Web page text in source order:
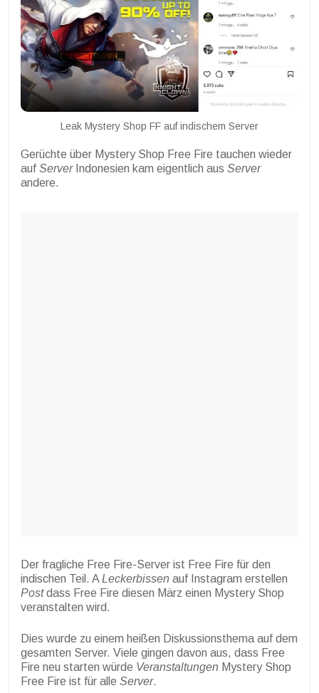
Leak Mystery Shop FF auf indischem Server
Gerüchte über Mystery Shop Free Fire tauchen wieder
auf Server Indonesien kam eigentlich aus Server
andere.
Der fragliche Free Fire-Server ist Free Fire für den
indischen Teil. A Leckerbissen auf Instagram erstellen
Postdass Free Fire diesen März einen Mystery Shop
veranstalten wird.
Dies wurde zu einem heißen Diskussionsthema auf dem
gesamten Server. Viele gingen davon aus, dass Free
Fire neu starten würde Veranstaltungen Mystery Shop
Free Fire ist für alle Server.